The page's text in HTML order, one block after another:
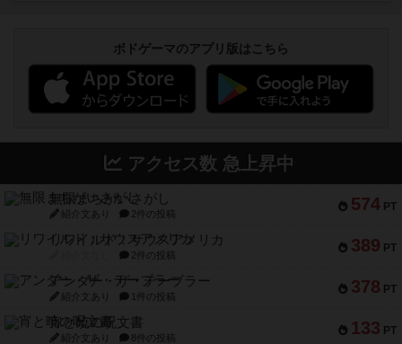
ボドゲーマのアプリ版はこちら
アクセス数 急上昇中
574 PT
無限まちがいさがし
紹介文あり 2件の投稿
389 PT
リワイルド：サウスアメリカ
2件の投稿
378 PT
アンダー・ザ・テーブラー
紹介文あり 1件の投稿
133 PT
宵と暁の呪文書
紹介文あり 8件の投稿